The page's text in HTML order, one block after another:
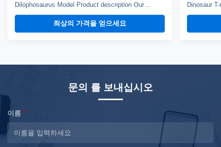
Dilophosaurus Model Product description Our
animatronic dinos adopt high density sponge,
national standerd steel, durable motors and elastic
fiber silicone skin. Waterproof, resistant to high
최상의 가격을 얻으세요
Dinosaur
fiber
문의 를 보내십시오
이름 *